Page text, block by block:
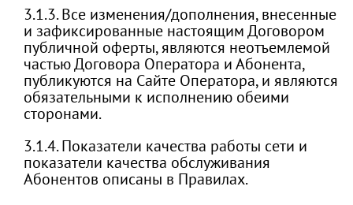
3.1.3. Все изменения/дополнения, внесенные
и зафиксированные настоящим Договором
публичной оферты, являются неотъемлемой
частью Договора Оператора и Абонента,
публикуются на Сайте Оператора, и являются
обязательными к исполнению обеими
сторонами.
3.1.4. Показатели качества работы сети и
показатели качества обслуживания
Абонентов описаны в Правилах.